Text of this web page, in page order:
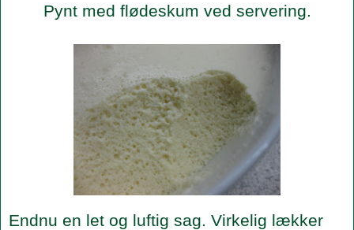
Pynt med flødeskum ved servering.
Endnu en let og luftig sag. Virkelig lækker